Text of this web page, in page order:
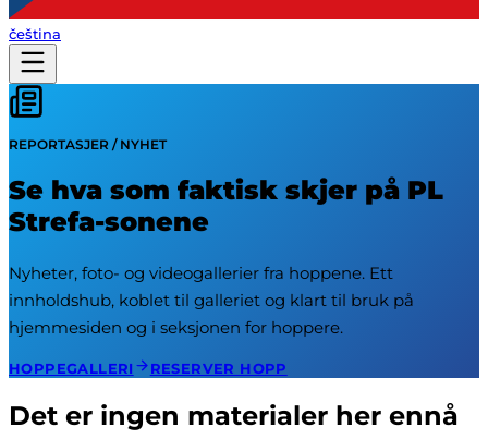
čeština
REPORTASJER / NYHET
Se hva som faktisk skjer på PL
Strefa-sonene
Nyheter, foto- og videogallerier fra hoppene. Ett
innholdshub, koblet til galleriet og klart til bruk på
hjemmesiden og i seksjonen for hoppere.
HOPPEGALLERI RESERVER HOPP
Det er ingen materialer her ennå